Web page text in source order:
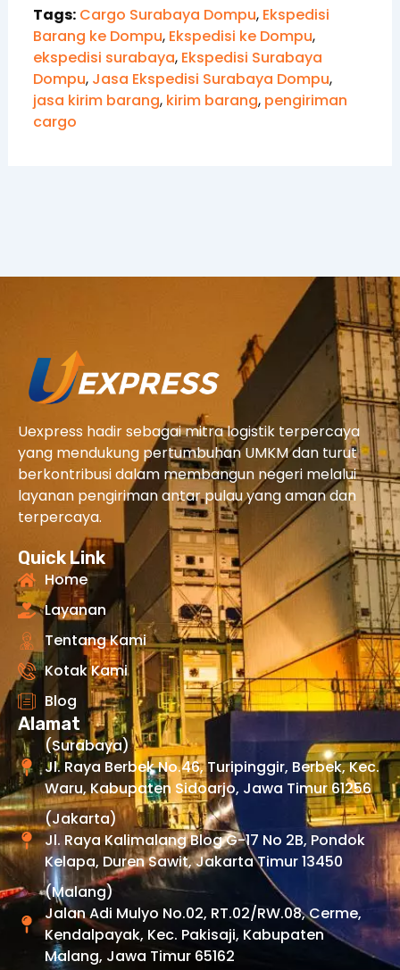
Tags: Cargo Surabaya Dompu, Ekspedisi
Barang ke Dompu, Ekspedisi ke Dompu,
ekspedisi surabaya, Ekspedisi Surabaya
Dompu, Jasa Ekspedisi Surabaya Dompu,
jasa kirim barang, kirim barang, pengiriman
cargo
Uexpress hadir sebagai mitra logistik terpercaya
yang mendukung pertumbuhan UMKM dan turut
berkontribusi dalam membangun negeri melalui
layanan pengiriman antar pulau yang aman dan
terpercaya.
Quick Link
Home
Layanan
Tentang Kami
Kotak Kami
Blog
Alamat
(Surabaya)
Jl. Raya Berbek No.46, Turipinggir, Berbek, Kec.
Waru, Kabupaten Sidoarjo, Jawa Timur 61256
(Jakarta)
Jl. Raya Kalimalang Blog G-17 No 2B, Pondok
Kelapa, Duren Sawit, Jakarta Timur 13450
(Malang)
Jalan Adi Mulyo No.02, RT.02/RW.08, Cerme,
Kendalpayak, Kec. Pakisaji, Kabupaten
Malang, Jawa Timur 65162